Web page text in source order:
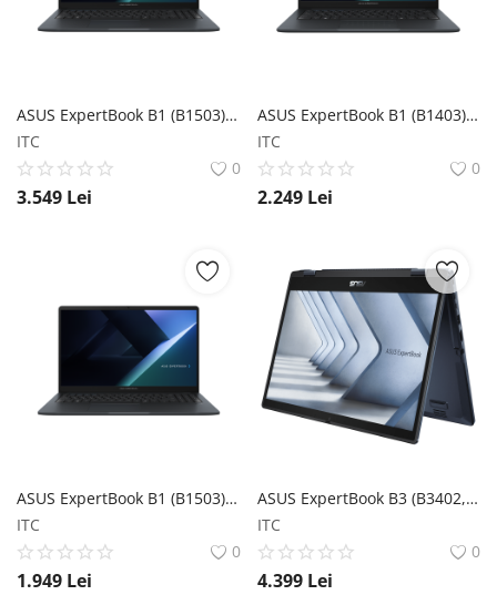
ASUS ExpertBook B1 (B1503) ASUS
ITC
0
3.549 Lei
ASUS ExpertBook B1 (B1403) ASUS
ITC
0
2.249 Lei
ASUS ExpertBook B1 (B1503) ASUS
ITC
0
1.949 Lei
ASUS ExpertBook B3 (B3402, Series 1 intel) ASUS
ITC
0
4.399 Lei